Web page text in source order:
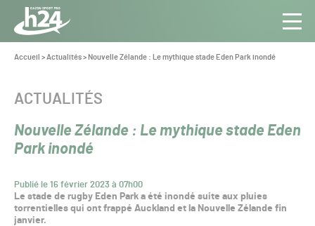
Panneau de gestion des cookies
Aller au contenu
Toute
l’info
Pro
Vous
Accueil >Actualités> Nouvelle Zélande : Le mythique stade Eden Park inondé
Nouvelle Zélande : Le mythique stade Eden
Park inondé
Publié le 16 février 2023 à 07h00
CATÉGORIE :
ACTUALITÉS
Le stade de rugby Eden Park a été inondé suite aux pluies
torrentielles qui ont frappé Auckland et la Nouvelle Zélande fin
janvier.